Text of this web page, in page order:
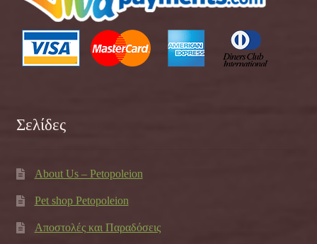
Σελίδες
About Us – Petopoleion
Pet shop Petopoleion
Αποστολές και Παραδόσεις